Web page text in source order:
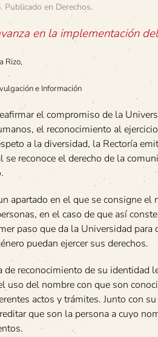
. Publicado en Derechos.
en la implementación
Rizo,
e Información
el compromiso de la
el reconocimiento al
a la diversidad, la Rectoría
reconoce el derecho de la
apartado en el que se consigne el
en el caso de que así
paso que da la Universidad para
puedan ejercer sus derechos.
de reconocimiento de su identidad
uso del nombre con que son
actos y trámites. Junto con
que son la persona a cuyo